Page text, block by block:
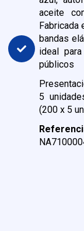
aceite
Fabricada
bandas
ideal
públicos
5
(200 x 5